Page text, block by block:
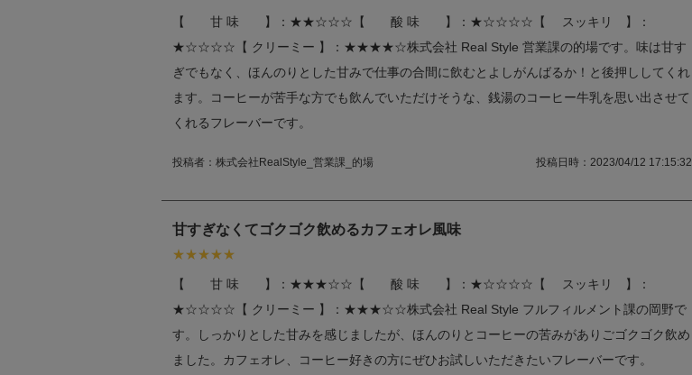
【 甘 味 】：★★☆☆☆【 酸 味 】：★☆☆☆☆【 スッキリ 】：
★☆☆☆☆【 クリーミー 】：★★★★☆株式会社 Real Style 営業課の的場です。味は甘す
ぎでもなく、ほんのりとした甘みで仕事の合間に飲むとよしがんばるか！と後押ししてくれ
ます。コーヒーが苦手な方でも飲んでいただけそうな、銭湯のコーヒー牛乳を思い出させて
くれるフレーバーです。
投稿者： 株式会社RealStyle_営業課_的場 投稿日時：2023/04/12 17:15:32
甘すぎなくてゴクゴク飲めるカフェオレ風味
【 甘 味 】：★★★☆☆【 酸 味 】：★☆☆☆☆【 スッキリ 】：
★☆☆☆☆【 クリーミー 】：★★★☆☆株式会社 Real Style フルフィルメント課の岡野で
す。しっかりとした甘みを感じましたが、ほんのりとコーヒーの苦みがありごゴクゴク飲め
ました。カフェオレ、コーヒー好きの方にぜひお試しいただきたいフレーバーです。